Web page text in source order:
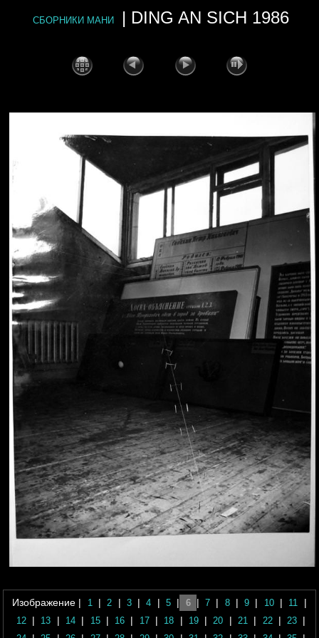
СБОРНИКИ МАНИ | DING AN SICH 1986
Изображение | 1 | 2 | 3 | 4 | 5 | 6 | 7 | 8 | 9 | 10 | 11 |
12 | 13 | 14 | 15 | 16 | 17 | 18 | 19 | 20 | 21 | 22 | 23 |